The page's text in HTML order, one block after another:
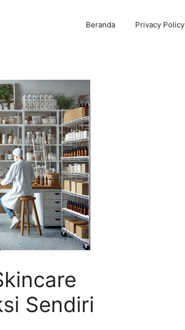
Beranda Privacy Policy
Sendiri